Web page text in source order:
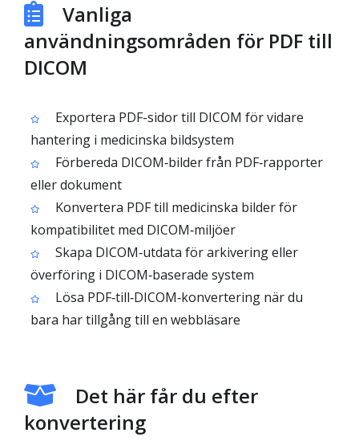
Vanliga
användningsområden för PDF till
DICOM
Exportera PDF-sidor till DICOM för vidare
hantering i medicinska bildsystem
Förbereda DICOM‑bilder från PDF‑rapporter
eller dokument
Konvertera PDF till medicinska bilder för
kompatibilitet med DICOM‑miljöer
Skapa DICOM‑utdata för arkivering eller
överföring i DICOM‑baserade system
Lösa PDF‑till‑DICOM‑konvertering när du
bara har tillgång till en webbläsare
Det här får du efter
konvertering